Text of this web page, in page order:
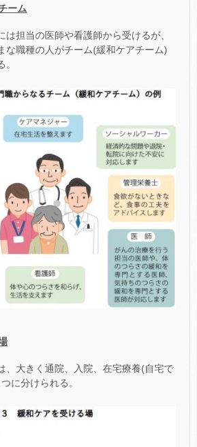
ーム
は担当の医師や看護師から受けるが、
な職種の人がチーム(緩和ケアチーム)
、大きく通院、入院、在宅療養(自宅で
に分けられる。